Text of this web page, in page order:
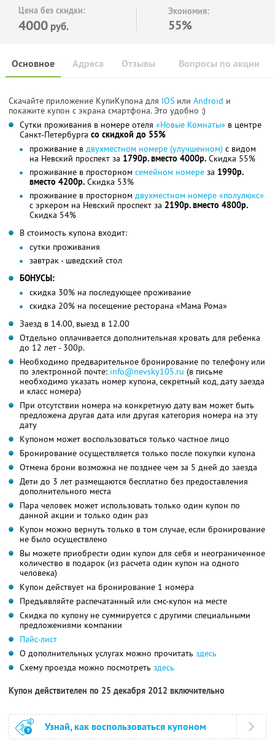
Цена без скидки:
4000 руб.
Экономия:
55%
Основное Отзывы Вопросы по акции
Адреса
Скачайте приложение КупиКупона для IOS или Android и
покажите купон с экрана смартфона. Это удобно :)
Сутки проживания в номере отеля «Новые Комнаты» в центре
Санкт-Петербурга со скидкой до 55%
проживание в двухместном номере (улучшенном) с видом
на Невский проспект за 1790р. вместо 4000р. Скидка 55%
проживание в просторном семейном номере за 1990р.
вместо 4200р. Скидка 53%
проживание в просторном двухместном номере «полулюкс»
с эркером на Невский проспект за 2190р. вместо 4800р.
Скидка 54%
В стоимость купона входит:
сутки проживания
завтрак - шведский стол
БОНУСЫ:
скидка 30% на последующее проживание
скидка 20% на посещение ресторана «Мама Рома»
Заезд в 14.00, выезд в 12.00
Отдельно оплачивается дополнительная кровать для ребенка
до 12 лет - 300р.
Необходимо предварительное бронирование по телефону или
по электронной почте: info@nevsky105.ru (в письме
необходимо указать номер купона, секретный код, дату заезда
и класс номера)
При отсутствии номера на конкретную дату вам может быть
предложена другая дата или другая категория номера на эту
дату
Купоном может воспользоваться только частное лицо
Бронирование осуществляется только после покупки купона
Отмена брони возможна не позднее чем за 5 дней до заезда
Дети до 3 лет размещаются бесплатно без предоставления
дополнительного места
Пара человек может использовать только один купон по
данной акции и только один раз
Купон можно вернуть только в том случае, если бронирование
не было осуществлено
Вы можете приобрести один купон для себя и неограниченное
количество в подарок (из расчета один купон на одного
человека)
Купон действует на бронирование 1 номера
Предъявляйте распечатанный или смс-купон на месте
Скидка по купону не суммируется с другими специальными
предложениями компании
Пайс-лист
О дополнительных услугах можно прочитать здесь
Схему проезда можно посмотреть здесь
Купон действителен по 25 декабря 2012 включительно
Узнай, как воспользоваться купоном